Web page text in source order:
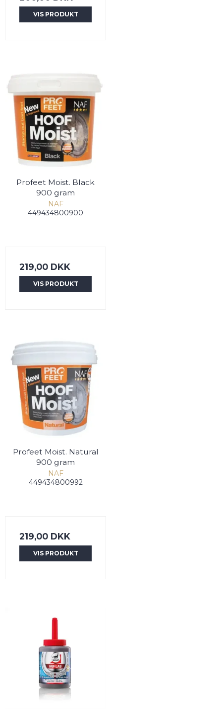
VIS PRODUKT
Profeet Moist. Black
900 gram
NAF
449434800900
219,00 DKK
VIS PRODUKT
Profeet Moist. Natural
900 gram
NAF
449434800992
219,00 DKK
VIS PRODUKT